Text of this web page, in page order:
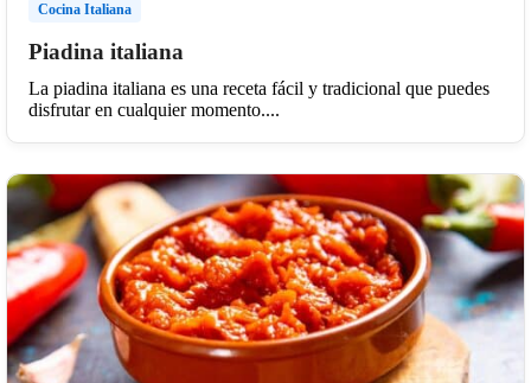
Cocina Italiana
Piadina italiana
La piadina italiana es una receta fácil y tradicional que puedes
disfrutar en cualquier momento....